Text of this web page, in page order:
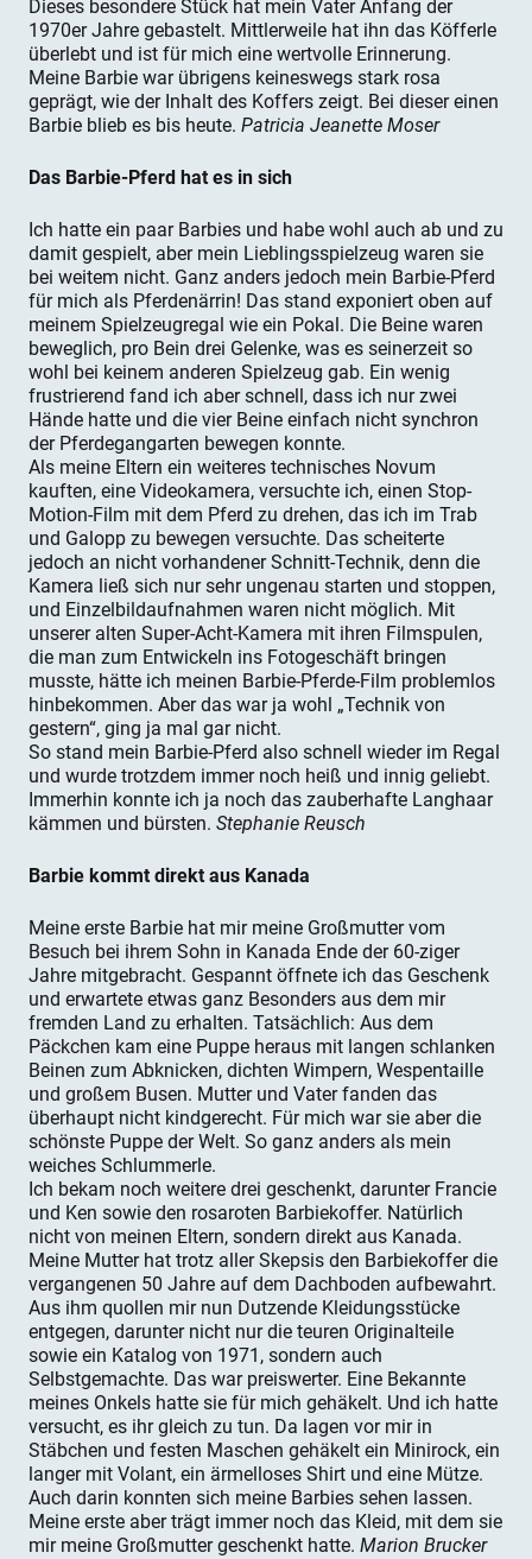
Dieses besondere Stück hat mein Vater Anfang der
1970er Jahre gebastelt. Mittlerweile hat ihn das Köfferle
überlebt und ist für mich eine wertvolle Erinnerung.
Meine Barbie war übrigens keineswegs stark rosa
geprägt, wie der Inhalt des Koffers zeigt. Bei dieser einen
Barbie blieb es bis heute. Patricia Jeanette Moser
Das Barbie-Pferd hat es in sich
Ich hatte ein paar Barbies und habe wohl auch ab und zu
damit gespielt, aber mein Lieblingsspielzeug waren sie
bei weitem nicht. Ganz anders jedoch mein Barbie-Pferd
für mich als Pferdenärrin! Das stand exponiert oben auf
meinem Spielzeugregal wie ein Pokal. Die Beine waren
beweglich, pro Bein drei Gelenke, was es seinerzeit so
wohl bei keinem anderen Spielzeug gab. Ein wenig
frustrierend fand ich aber schnell, dass ich nur zwei
Hände hatte und die vier Beine einfach nicht synchron
der Pferdegangarten bewegen konnte.
Als meine Eltern ein weiteres technisches Novum
kauften, eine Videokamera, versuchte ich, einen Stop-
Motion-Film mit dem Pferd zu drehen, das ich im Trab
und Galopp zu bewegen versuchte. Das scheiterte
jedoch an nicht vorhandener Schnitt-Technik, denn die
Kamera ließ sich nur sehr ungenau starten und stoppen,
und Einzelbildaufnahmen waren nicht möglich. Mit
unserer alten Super-Acht-Kamera mit ihren Filmspulen,
die man zum Entwickeln ins Fotogeschäft bringen
musste, hätte ich meinen Barbie-Pferde-Film problemlos
hinbekommen. Aber das war ja wohl „Technik von
gestern“, ging ja mal gar nicht.
So stand mein Barbie-Pferd also schnell wieder im Regal
und wurde trotzdem immer noch heiß und innig geliebt.
Immerhin konnte ich ja noch das zauberhafte Langhaar
kämmen und bürsten. Stephanie Reusch
Barbie kommt direkt aus Kanada
Meine erste Barbie hat mir meine Großmutter vom
Besuch bei ihrem Sohn in Kanada Ende der 60-ziger
Jahre mitgebracht. Gespannt öffnete ich das Geschenk
und erwartete etwas ganz Besonders aus dem mir
fremden Land zu erhalten. Tatsächlich: Aus dem
Päckchen kam eine Puppe heraus mit langen schlanken
Beinen zum Abknicken, dichten Wimpern, Wespentaille
und großem Busen. Mutter und Vater fanden das
überhaupt nicht kindgerecht. Für mich war sie aber die
schönste Puppe der Welt. So ganz anders als mein
weiches Schlummerle.
Ich bekam noch weitere drei geschenkt, darunter Francie
und Ken sowie den rosaroten Barbiekoffer. Natürlich
nicht von meinen Eltern, sondern direkt aus Kanada.
Meine Mutter hat trotz aller Skepsis den Barbiekoffer die
vergangenen 50 Jahre auf dem Dachboden aufbewahrt.
Aus ihm quollen mir nun Dutzende Kleidungsstücke
entgegen, darunter nicht nur die teuren Originalteile
sowie ein Katalog von 1971, sondern auch
Selbstgemachte. Das war preiswerter. Eine Bekannte
meines Onkels hatte sie für mich gehäkelt. Und ich hatte
versucht, es ihr gleich zu tun. Da lagen vor mir in
Stäbchen und festen Maschen gehäkelt ein Minirock, ein
langer mit Volant, ein ärmelloses Shirt und eine Mütze.
Auch darin konnten sich meine Barbies sehen lassen.
Meine erste aber trägt immer noch das Kleid, mit dem sie
mir meine Großmutter geschenkt hatte. Marion Brucker